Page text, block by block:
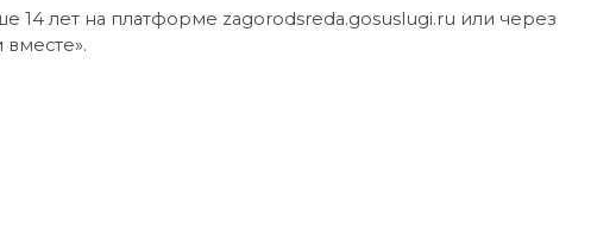
14 лет на платформе zagorodsreda.gosuslugi.ru или через